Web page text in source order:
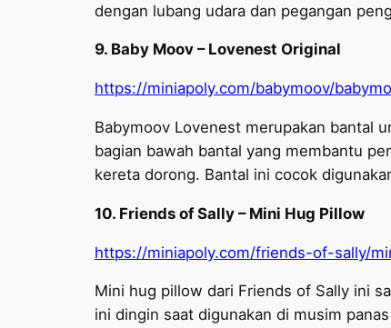
dengan lubang udara dan pegangan
9. Baby Moov – Lovenest Original
https://miniapoly.com/babymoov/
Babymoov Lovenest merupakan bantal
bagian bawah bantal yang membantu
kereta dorong. Bantal ini cocok
10. Friends of Sally – Mini Hug Pillow
https://miniapoly.com/friends-of-sally/
Mini hug pillow dari Friends of Sally ini
ini dingin saat digunakan di musim